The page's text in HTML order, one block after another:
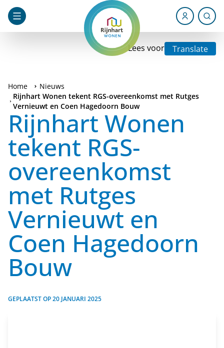
Lees voor Translate
Home
Nieuws
Rijnhart Wonen tekent RGS-overeenkomst met Rutges
Vernieuwt en Coen Hagedoorn Bouw
Rijnhart Wonen
tekent RGS-
overeenkomst
met Rutges
Vernieuwt en
Coen Hagedoorn
Bouw
GEPLAATST OP20 JANUARI 2025